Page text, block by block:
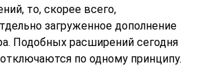
то, скорее всего,
загруженное дополнение
Подобных расширений сегодня
по одному принципу.